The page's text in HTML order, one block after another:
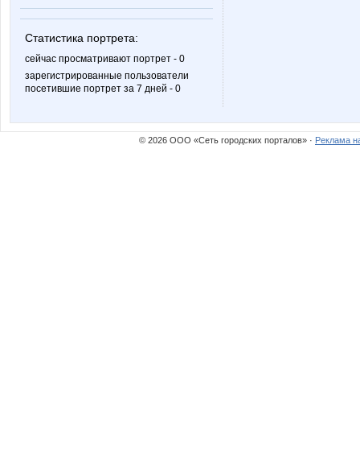
Статистика портрета:
сейчас просматривают портрет - 0
зарегистрированные пользователи
посетившие портрет за 7 дней - 0
© 2026 ООО «Сеть городских порталов» · Реклама